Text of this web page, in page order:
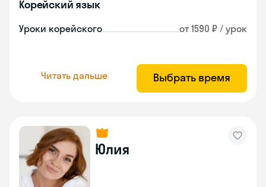
Корейский язык
Уроки корейского от 1590 ₽ / урок
Читать дальше Выбрать время
Юлия